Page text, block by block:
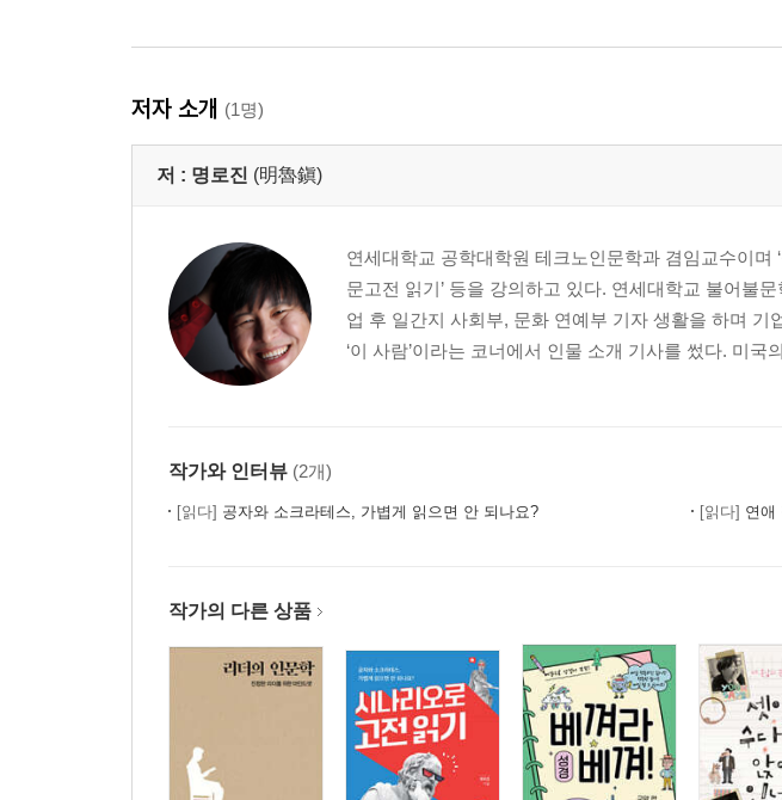
저자 소개 (1명)
저 : 명로진 (明魯鎭)
연세대학교 공학대학원 테크노인문학과 겸임교수이며
문고전 읽기’ 등을 강의하고 있다. 연세대학교 불어불
업 후 일간지 사회부, 문화 연예부 기자 생활을 하며
‘이 사람’이라는 코너에서 인물 소개 기사를 썼다. 미국
작가와 인터뷰 (2개)
[읽다] 공자와 소크라테스, 가볍게 읽으면 안 되나요? [읽다] 연애
작가의 다른 상품